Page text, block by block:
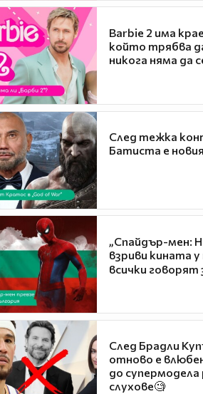
Barbie 2 има
който трябва
никога няма да
След тежка
Батиста е
„Спайдър-мен:
взриви кината
всички говорят
След Брадли
отново е
до супермодела
слухове🧐